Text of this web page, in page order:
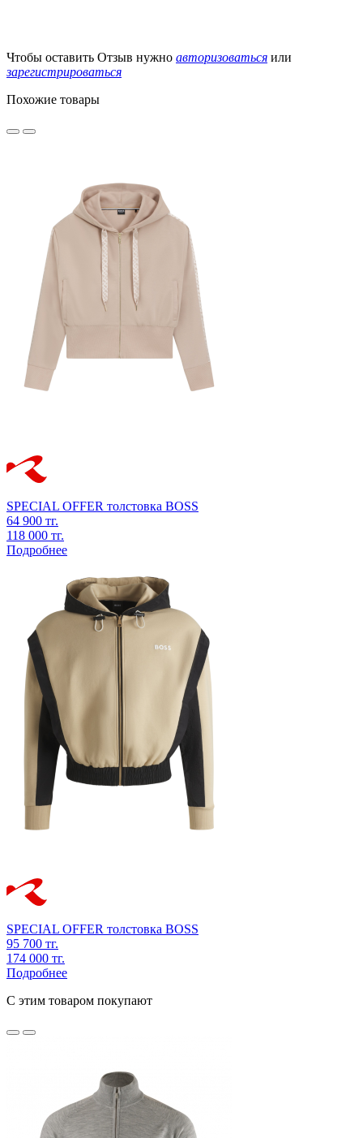
Чтобы оставить Отзыв нужно авторизоваться или
зарегистрироваться
Похожие товары
SPECIAL OFFER толстовка BOSS
64 900 тг.
118 000 тг.
Подробнее
SPECIAL OFFER толстовка BOSS
95 700 тг.
174 000 тг.
Подробнее
C этим товаром покупают